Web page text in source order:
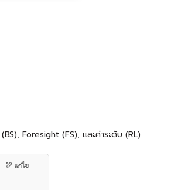
Foresight (FS), และค่าระดับ (RL)